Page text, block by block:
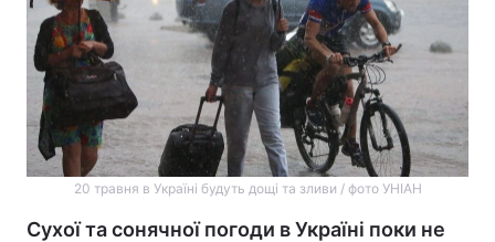
20 травня в Україні будуть дощі та зливи / фото УНІАН
Сухої та сонячної погоди в Україні поки не